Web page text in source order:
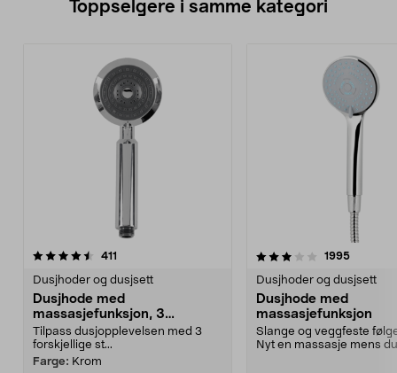
Toppselgere i samme kategori
411
Dusjhoder og dusjsett
Dusjhode med
massasjefunksjon, 3
stråletyper
Tilpass dusjopplevelsen med 3
forskjellige st...
Farge: Krom
3.5 av 5 stjerner 1995
Dusjhoder og dusjsett
Dusjhode med
massasjefunksjon
Slange og veggfeste
Nyt en massasje mens
4.5 av 5 stjerner